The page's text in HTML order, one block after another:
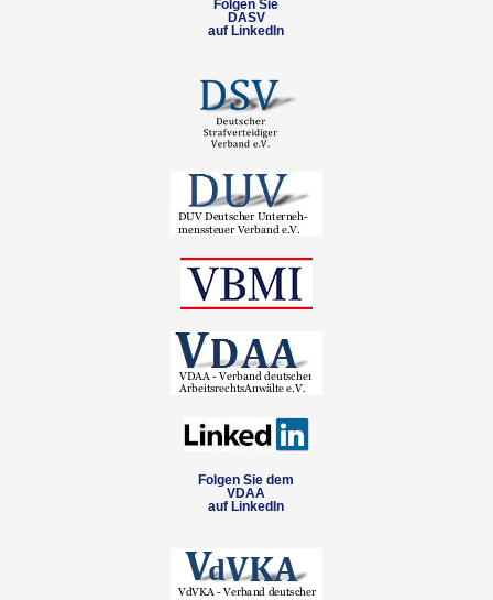
Folgen Sie
DASV
auf LinkedIn
Folgen Sie dem
VDAA
auf LinkedIn